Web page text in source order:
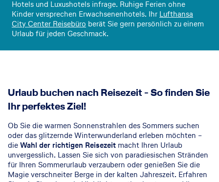
Hotels und Luxushotels infrage. Ruhige Ferien ohne
Kinder versprechen Erwachsenenhotels. Ihr Lufthansa
City Center Reisebüro berät Sie gern persönlich zu einem
Urlaub für jeden Geschmack.
Urlaub buchen nach Reisezeit - So finden Sie
Ihr perfektes Ziel!
Ob Sie die warmen Sonnenstrahlen des Sommers suchen
oder das glitzernde Winterwunderland erleben möchten –
dieWahl der richtigen Reisezeit macht Ihren Urlaub
unvergesslich. Lassen Sie sich von paradiesischen Stränden
für Ihren Sommerurlaub verzaubern oder genießen Sie die
Magie verschneiter Berge in der kalten Jahreszeit. Erfahren